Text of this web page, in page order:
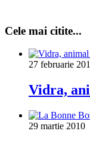
Cele mai citite...
27 februarie
Vidra,
29 martie 2010